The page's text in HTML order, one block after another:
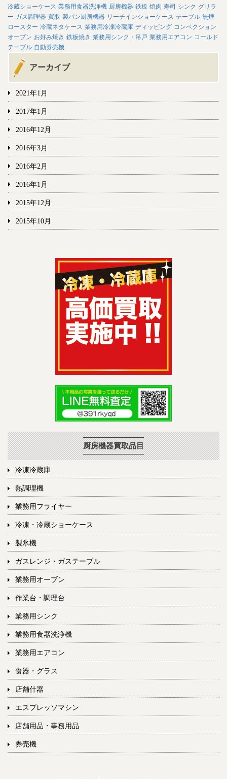
冷蔵ショーケース 業務用食器洗浄機 厨房機器 鉄板 焼肉 寿司 シンク グリラ
ー ガス調理器 買取 製パン厨房機器 リーチインショーケース テーブル 無煙
ロースター 冷蔵ネタケース 業務用冷凍冷蔵庫 ディッピング コンベクション
オーブン お好み焼き 鉄板焼き 業務用シンク・吊戸 業務用エアコン コールド
テーブル 自動券売機
アーカイブ
2021年1月
2017年1月
2016年12月
2016年3月
2016年2月
2016年1月
2015年12月
2015年10月
厨房機器買取品目
冷凍冷蔵庫
熱調理機
業務用フライヤー
冷凍・冷蔵ショーケース
製氷機
ガスレンジ・ガステーブル
業務用オーブン
作業台・調理台
業務用シンク
業務用食器洗浄機
業務用エアコン
食器・グラス
店舗什器
エスプレッソマシン
店舗用品・事務用品
券売機